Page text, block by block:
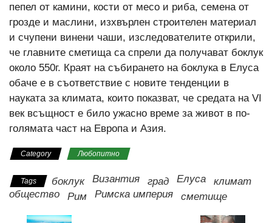
пепел от камини, кости от месо и риба, семена от
грозде и маслини, изхвърлен строителен материал
и счупени винени чаши, изследователите открили,
че главните сметища са спрели да получават боклук
около 550г. Краят на събирането на боклука в Елуса
обаче е в съответствие с новите тенденции в
науката за климата, които показват, че средата на VI
век всъщност е било ужасно време за живот в по-
голямата част на Европа и Азия.
Category Любопитно
Tags боклук Византия град Елуса
климат
общество
Рим Римска империя сметище